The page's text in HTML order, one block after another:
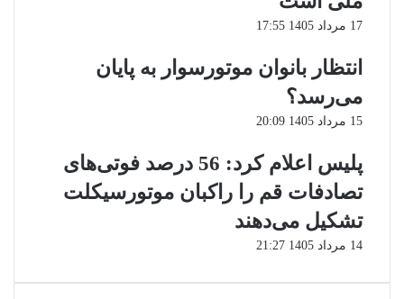
17 مرداد 1405 17:55
انتظار بانوان موتورسوار به پایان
می‌رسد؟
15 مرداد 1405 20:09
پلیس اعلام کرد: 56 درصد فوتی‌های
تصادفات قم را راکبان موتورسیکلت
تشکیل می‌دهند
14 مرداد 1405 21:27